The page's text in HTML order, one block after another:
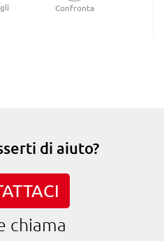
Confronta
di aiuto?
chiama